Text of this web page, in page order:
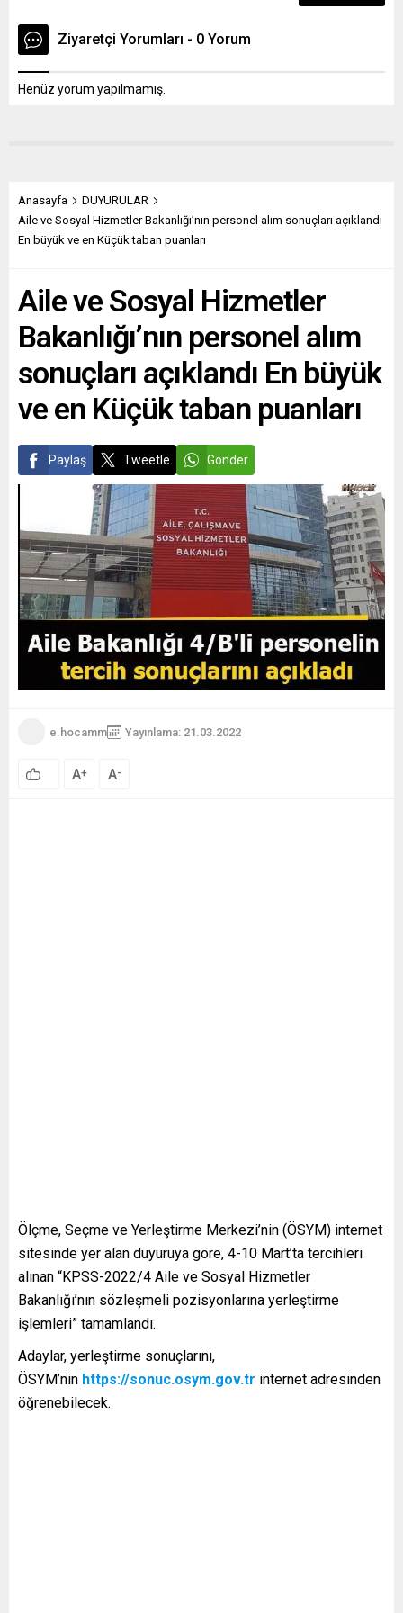
Ziyaretçi Yorumları - 0 Yorum
Henüz yorum yapılmamış.
Anasayfa
DUYURULAR
Aile ve Sosyal Hizmetler Bakanlığı’nın personel alım sonuçları açıklandı
En büyük ve en Küçük taban puanları
Aile ve Sosyal Hizmetler
Bakanlığı’nın personel alım
sonuçları açıklandı En büyük
ve en Küçük taban puanları
Paylaş Tweetle Gönder
e.hocamm Yayınlama: 21.03.2022
A+ A-
Ölçme, Seçme ve Yerleştirme Merkezi’nin (ÖSYM) internet
sitesinde yer alan duyuruya göre, 4-10 Mart’ta tercihleri
alınan “KPSS-2022/4 Aile ve Sosyal Hizmetler
Bakanlığı’nın sözleşmeli pozisyonlarına yerleştirme
işlemleri” tamamlandı.
Adaylar, yerleştirme sonuçlarını,
ÖSYM’nin https://sonuc.osym.gov.tr internet adresinden
öğrenebilecek.